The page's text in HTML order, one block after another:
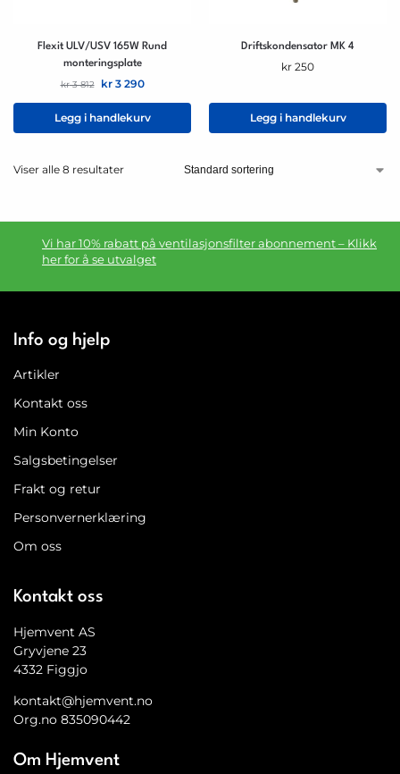
Flexit ULV/USV 165W Rund
monteringsplate
kr3 812 kr3 290
Legg i handlekurv
Driftskondensator MK 4
kr 250
Legg i handlekurv
Viser alle 8 resultater
Vi har 10% rabatt på ventilasjonsfilter abonnement – Klikk
her for å se utvalget
Info og hjelp
Artikler
Kontakt oss
Min Konto
Salgsbetingelser
Frakt og retur
Personvernerklæring
Om oss
Kontakt oss
Hjemvent AS
Gryvjene 23
4332 Figgjo
kontakt@hjemvent.no
Org.no 835090442
Om Hjemvent